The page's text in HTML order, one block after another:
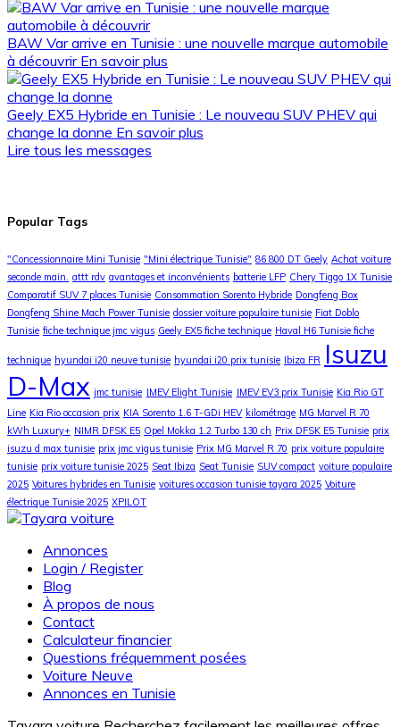
BAW Var arrive en Tunisie : une nouvelle marque automobile
à découvrir En savoir plus
Geely EX5 Hybride en Tunisie : Le nouveau SUV PHEV qui
change la donne En savoir plus
Lire tous les messages
Popular Tags
"Concessionnaire Mini Tunisie "Mini électrique Tunisie" 86 800 DT Geely Achat voiture
seconde main. attt rdv avantages et inconvénients batterie LFP Chery Tiggo 1X Tunisie
Comparatif SUV 7 places Tunisie Consommation Sorento Hybride Dongfeng Box
Dongfeng Shine Mach Power Tunisie dossier voiture populaire tunisie Fiat Doblo
Tunisie fiche technique jmc vigus Geely EX5 fiche technique Haval H6 Tunisie fiche
technique hyundai i20 neuve tunisie hyundai i20 prix tunisie Ibiza FR Isuzu
D-Max jmc tunisie JMEV Elight Tunisie JMEV EV3 prix Tunisie Kia Rio GT
Line Kia Rio occasion prix KIA Sorento 1.6 T-GDi HEV kilométrage MG Marvel R 70
kWh Luxury+ NIMR DFSK E5 Opel Mokka 1.2 Turbo 130 ch Prix DFSK E5 Tunisie prix
isuzu d max tunisie prix jmc vigus tunisie Prix MG Marvel R 70 prix voiture populaire
tunisie prix voiture tunisie 2025 Seat Ibiza Seat Tunisie SUV compact voiture populaire
2025 Voitures hybrides en Tunisie voitures occasion tunisie tayara 2025 Voiture
électrique Tunisie 2025 XPILOT
Annonces
Login / Register
Blog
À propos de nous
Contact
Calculateur financier
Questions fréquemment posées
Voiture Neuve
Annonces en Tunisie